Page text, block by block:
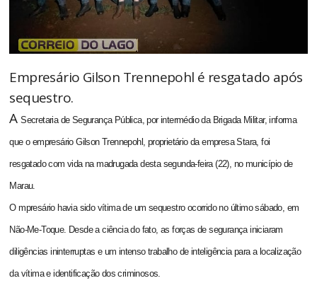
Empresário Gilson Trennepohl é resgatado após
sequestro.
ASecretaria de Segurança Pública, por intermédio da Brigada Militar, informa
que o empresário Gilson Trennepohl, proprietário da empresa Stara, foi
resgatado com vida na madrugada desta segunda-feira (22), no município de
Marau.
Ompresário havia sido vítima de um sequestro ocorrido no último sábado, em
Não-Me-Toque. Desde a ciência do fato, as forças de segurança iniciaram
diligências ininterruptas e um intenso trabalho de inteligência para a localização
da vítima e identificação dos criminosos.